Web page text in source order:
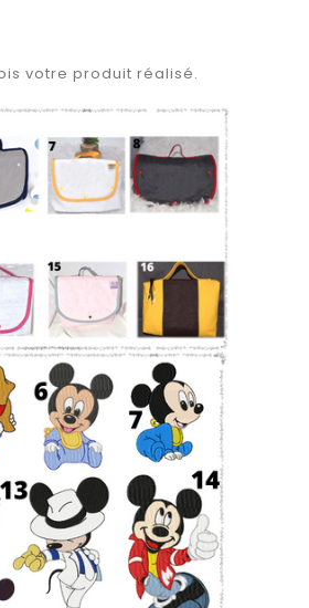
votre produit réalisé.